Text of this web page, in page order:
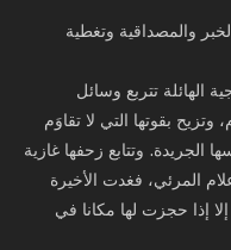
والمصداقية وتغطية
الهائلة تتربع وسائل
بقوتها التي لا تقاوَم
الجريدة. وتتابع زحفها غازية
المرئي، فغدت الأخيرة
إذا حجزت لها مكانا في